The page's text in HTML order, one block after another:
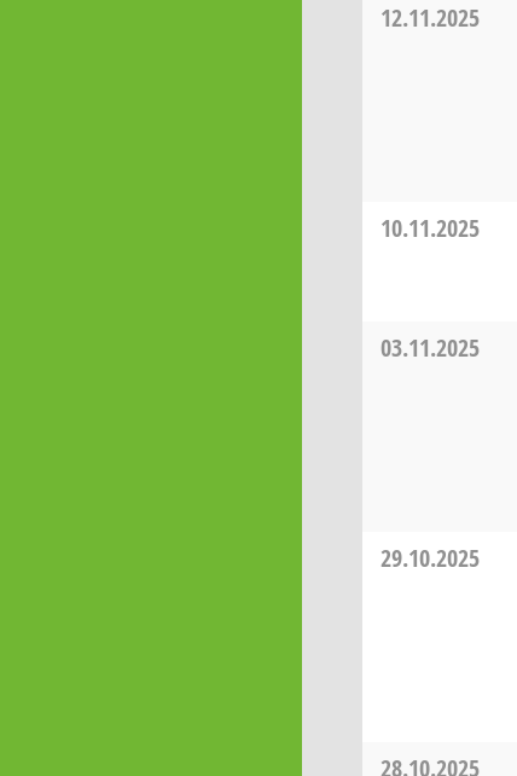
12.11.2025
10.11.2025
03.11.2025
29.10.2025
28.10.2025